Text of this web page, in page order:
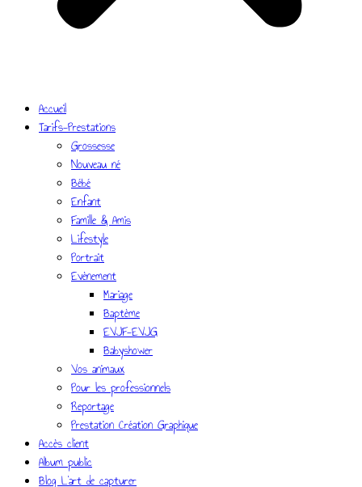
Accueil
Tarifs-Prestations
Grossesse
Nouveau né
Bébé
Enfant
Famille & Amis
Lifestyle
Portrait
Evènement
Mariage
Baptème
EVJF-EVJG
Babyshower
Vos animaux
Pour les professionnels
Reportage
Prestation Création Graphique
Accès client
Album public
Blog L’art de capturer